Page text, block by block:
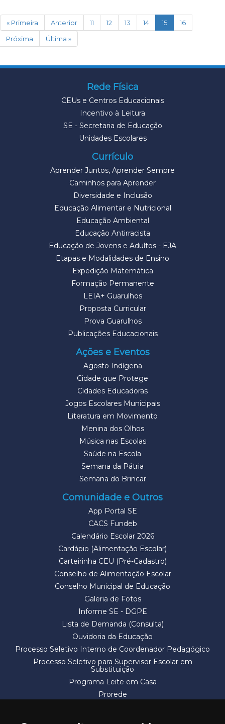
« Primeira Anterior 11 12 13 14 15(current)
16
Próxima
Última »
Rede Física
CEUs e Centros Educacionais
Incentivo à Leitura
SE - Secretaria de Educação
Unidades Escolares
Currículo
Aprender Juntos, Aprender Sempre
Caminhos para Aprender
Diversidade e Inclusão
Educação Alimentar e Nutricional
Educação Ambiental
Educação Antirracista
Educação de Jovens e Adultos - EJA
Etapas e Modalidades de Ensino
Expedição Matemática
Formação Permanente
LEIA+ Guarulhos
Proposta Curricular
Prova Guarulhos
Publicações Educacionais
Ações e Eventos
Agosto Indígena
Cidade que Protege
Cidades Educadoras
Jogos Escolares Municipais
Literatura em Movimento
Menina dos Olhos
Música nas Escolas
Saúde na Escola
Semana da Pátria
Semana do Brincar
Comunidade e Outros
App Portal SE
CACS Fundeb
Calendário Escolar 2026
Cardápio (Alimentação Escolar)
Carteirinha CEU (Pré-Cadastro)
Conselho de Alimentação Escolar
Conselho Municipal de Educação
Galeria de Fotos
Informe SE - DGPE
Lista de Demanda (Consulta)
Ouvidoria da Educação
Processo Seletivo Interno de Coordenador Pedagógico
Processo Seletivo para Supervisor Escolar em
Substituição
Programa Leite em Casa
Prorede